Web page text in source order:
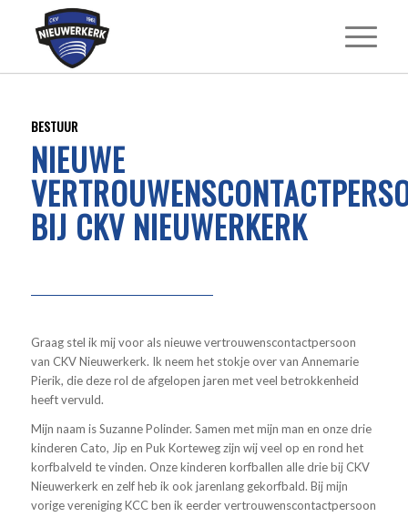
BESTUUR
NIEUWE
BIJ CKV NIEUWERKERK
Graag stel ik mij voor als nieuwe vertrouwenscontactpersoon
van CKV Nieuwerkerk. Ik neem het stokje over van Annemarie
Pierik, die deze rol de afgelopen jaren met veel betrokkenheid
heeft vervuld.
Mijn naam is Suzanne Polinder. Samen met mijn man en onze drie
kinderen Cato, Jip en Puk Korteweg zijn wij veel op en rond het
korfbalveld te vinden. Onze kinderen korfballen alle drie bij CKV
Nieuwerkerk en zelf heb ik ook jarenlang gekorfbald. Bij mijn
vorige vereniging KCC ben ik eerder vertrouwenscontactpersoon